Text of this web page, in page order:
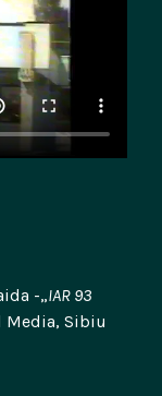
-„IAR 93
Media, Sibiu